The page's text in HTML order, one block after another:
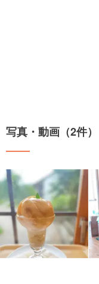
写真・動画（2件）